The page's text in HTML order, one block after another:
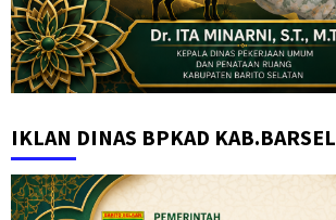
IKLAN DINAS BPKAD KAB.BARSEL